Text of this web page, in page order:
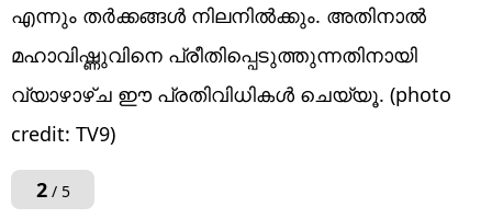
എന്നും തർക്കങ്ങൾ നിലനിൽക്കും. അതിനാൽ
മഹാവിഷ്ണുവിനെ പ്രീതിപ്പെടുത്തുന്നതിനായി
വ്യാഴാഴ്ച ഈ പ്രതിവിധികൾ ചെയ്യൂ. (photo
credit: TV9)
2/ 5